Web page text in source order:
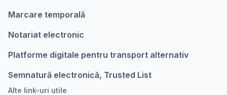
Marcare temporalǎ
Notariat electronic
Platforme digitale pentru transport alternativ
Semnatură electronică, Trusted List
Alte link-uri utile